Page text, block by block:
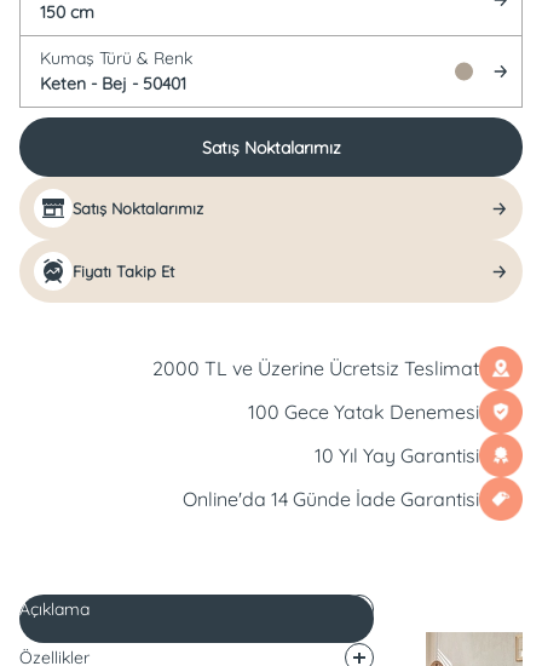
150 cm
Kumaş Türü & Renk
Keten - Bej - 50401
Satış Noktalarımız
Satış Noktalarımız
Fiyatı Takip Et
2000 TL ve Üzerine Ücretsiz Teslimat
100 Gece Yatak Denemesi
10 Yıl Yay Garantisi
Online'da 14 Günde İade Garantisi
Açıklama
Özellikler